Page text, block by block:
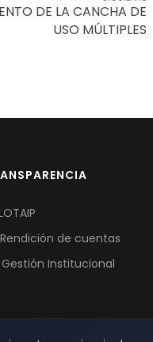
DE LA CANCHA DE
USO MÚLTIPLES
Rendición de cuentas
Gestión Institucional